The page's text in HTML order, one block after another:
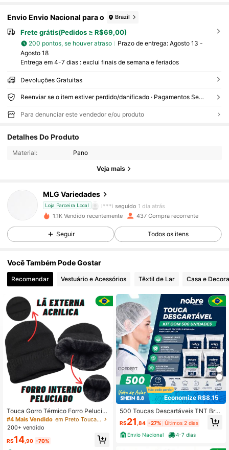
Envio Envio Nacional para o Brazil
Frete grátis(Pedidos ≥ R$69,00)
200 pontos, se houver atraso Prazo de entrega: Agosto 13 -
Agosto 18
Entrega em 4-7 dias : exclui finais de semana e feriados
Devoluções Gratuitas
Reenviar se o item estiver perdido/danificado · Pagamentos Seguros · Proteção de privacidade
Para denunciar este vendedor e/ou produto
Detalhes Do Produto
Material: Pano
Veja mais
MLG Variedades
Loja Parceira Local
1.5K Seguidores
l***i seguido 1 dia atrás
1.5K Seguidores
4,89 1.5K Seguidores
4,89 1.5K Seguidores
1.5K Seguidores
1.1K Vendido recentemente 437 Compra recorrente
Seguir Todos os itens
Você Também Pode Gostar
Recomendar Vestuário e Acessórios Têxtil de Lar Casa e
Touca Gorro Térmico Forro Pelucia
do Unissex Adulto Preta Ref DC25-
24
#4 Mais Vendido
em Preto Touca de cabelo
200+ vendido
R$14 ,90 -70%
Economize R$8,15
500 Toucas Descartáveis TNT Bra
nca Nobre com Elástico
R$21 ,84 -27% Últimos 2 dias
Envio Nacional
4-7 dias